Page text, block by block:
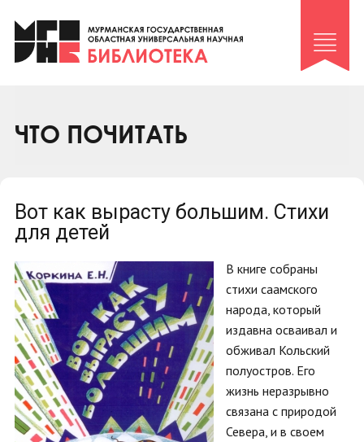
Клуб «Гиря и сельдерей»
Клуб «Семейный архив»
Коллегам
ЧТО ПОЧИТАТЬ
Вот как вырасту большим. Стихи
для детей
В книге собраны
стихи саамского
народа, который
издавна осваивал и
обживал Кольский
полуостров. Его
жизнь неразрывно
связана с природой
Севера, и в своем